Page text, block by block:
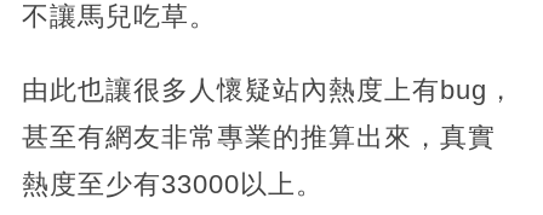
不讓馬兒吃草。
由此也讓很多人懷疑站內熱度上有bug，
甚至有網友非常專業的推算出來，真實
熱度至少有33000以上。